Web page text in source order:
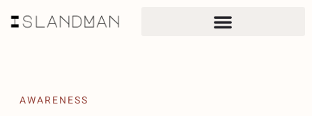
AWARENESS